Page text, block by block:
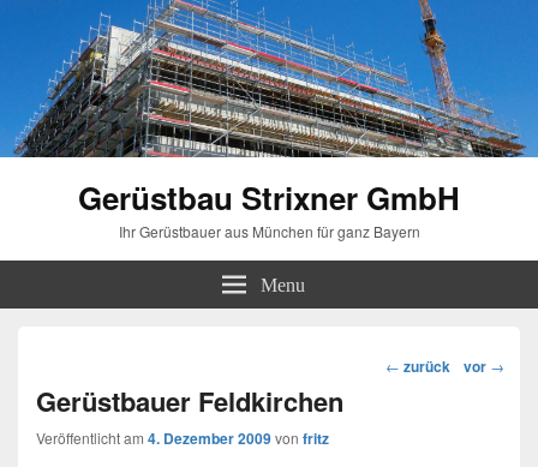
Gerüstbau Strixner GmbH
Ihr Gerüstbauer aus München für ganz Bayern
Menu
Beitragsnavigation
← zurück vor →
Gerüstbauer Feldkirchen
Veröffentlicht am 4. Dezember 2009von fritz